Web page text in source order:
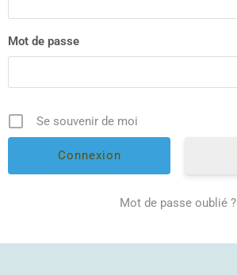
Mot de passe
Se souvenir de moi
Mot de passe oublié ?